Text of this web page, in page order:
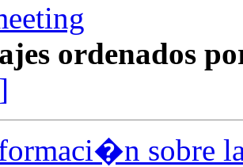
ordenados
sobre